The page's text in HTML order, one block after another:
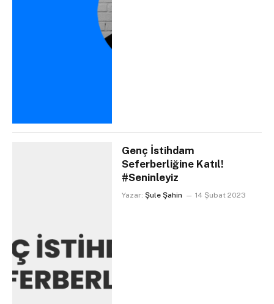
Genç İstihdam
Seferberliğine Katıl!
#Seninleyiz
Yazar: Şule Şahin 14 Şubat 2023